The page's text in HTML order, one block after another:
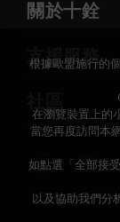
關於十銓
支援服務
根據歐盟施行的
在瀏覽裝置上的
當您再度訪問本
如點選「全部接
以及協助我們分